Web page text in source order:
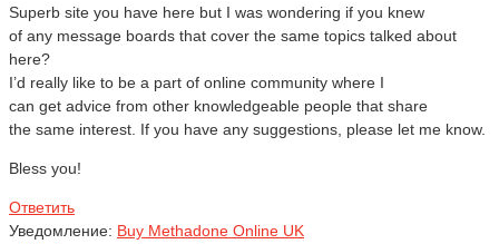
Superb site you have here but I was wondering if you knew
of any message boards that cover the same topics talked about
here?
I’d really like to be a part of online community where I
can get advice from other knowledgeable people that share
the same interest. If you have any suggestions, please let me know.
Bless you!
Ответить
Уведомление: Buy Methadone Online UK